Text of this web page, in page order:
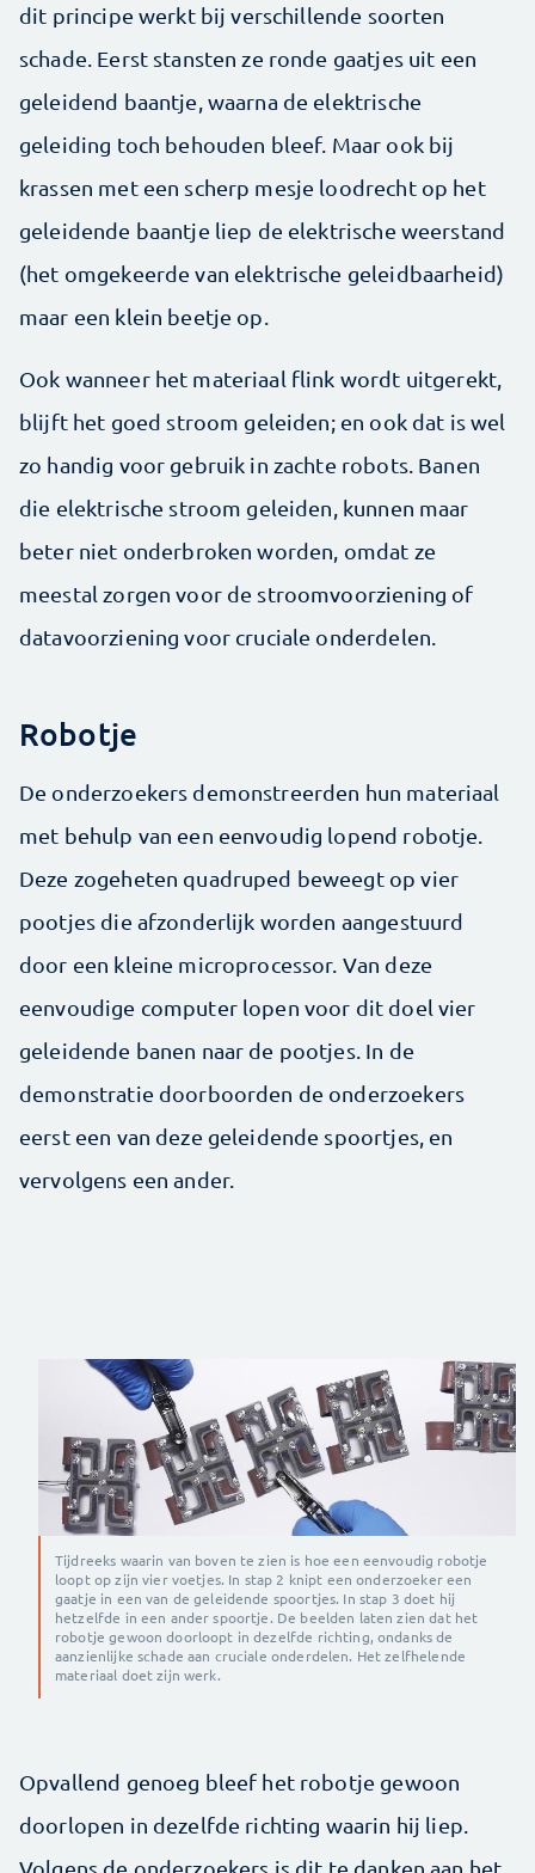
dit principe werkt bij verschillende soorten
schade. Eerst stansten ze ronde gaatjes uit een
geleidend baantje, waarna de elektrische
geleiding toch behouden bleef. Maar ook bij
krassen met een scherp mesje loodrecht op het
geleidende baantje liep de elektrische weerstand
(het omgekeerde van elektrische geleidbaarheid)
maar een klein beetje op.
Ook wanneer het materiaal flink wordt uitgerekt,
blijft het goed stroom geleiden; en ook dat is wel
zo handig voor gebruik in zachte robots. Banen
die elektrische stroom geleiden, kunnen maar
beter niet onderbroken worden, omdat ze
meestal zorgen voor de stroomvoorziening of
datavoorziening voor cruciale onderdelen.
Robotje
De onderzoekers demonstreerden hun materiaal
met behulp van een eenvoudig lopend robotje.
Deze zogeheten quadruped beweegt op vier
pootjes die afzonderlijk worden aangestuurd
door een kleine microprocessor. Van deze
eenvoudige computer lopen voor dit doel vier
geleidende banen naar de pootjes. In de
demonstratie doorboorden de onderzoekers
eerst een van deze geleidende spoortjes, en
vervolgens een ander.
Tijdreeks waarin van boven te zien is hoe een eenvoudig robotje
loopt op zijn vier voetjes. In stap 2 knipt een onderzoeker een
gaatje in een van de geleidende spoortjes. In stap 3 doet hij
hetzelfde in een ander spoortje. De beelden laten zien dat het
robotje gewoon doorloopt in dezelfde richting, ondanks de
aanzienlijke schade aan cruciale onderdelen. Het zelfhelende
materiaal doet zijn werk.
Opvallend genoeg bleef het robotje gewoon
doorlopen in dezelfde richting waarin hij liep.
Volgens de onderzoekers is dit te danken aan het